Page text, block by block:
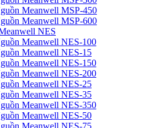
Meanwell MSP-450
Meanwell MSP-600
NES
Meanwell NES-100
Meanwell NES-15
Meanwell NES-150
Meanwell NES-200
Meanwell NES-25
Meanwell NES-35
Meanwell NES-350
Meanwell NES-50
Meanwell NES-75